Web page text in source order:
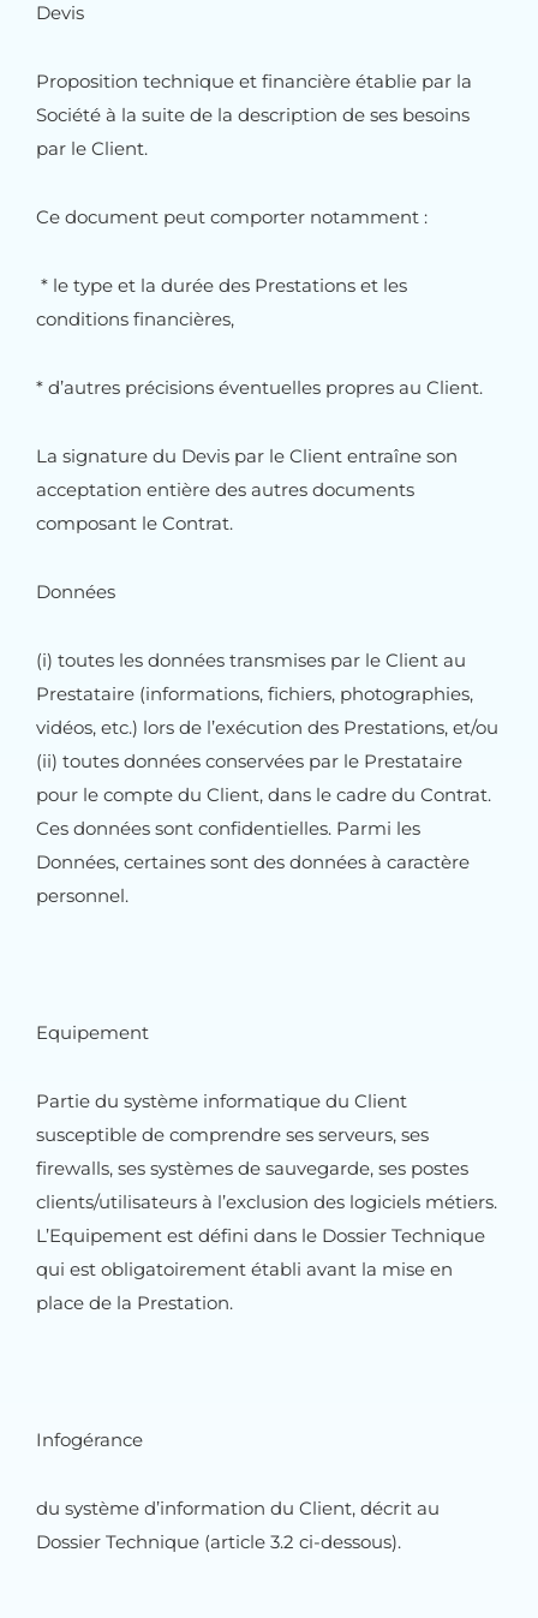
Devis
Proposition technique et financière établie par la
Société à la suite de la description de ses besoins
par le Client.
Ce document peut comporter notamment :
* le type et la durée des Prestations et les
conditions financières,
* d’autres précisions éventuelles propres au Client.
La signature du Devis par le Client entraîne son
acceptation entière des autres documents
composant le Contrat.
Données
(i) toutes les données transmises par le Client au
Prestataire (informations, fichiers, photographies,
vidéos, etc.) lors de l’exécution des Prestations, et/ou
(ii) toutes données conservées par le Prestataire
pour le compte du Client, dans le cadre du Contrat.
Ces données sont confidentielles. Parmi les
Données, certaines sont des données à caractère
personnel.
Equipement
Partie du système informatique du Client
susceptible de comprendre ses serveurs, ses
firewalls, ses systèmes de sauvegarde, ses postes
clients/utilisateurs à l’exclusion des logiciels métiers.
L’Equipement est défini dans le Dossier Technique
qui est obligatoirement établi avant la mise en
place de la Prestation.
Infogérance
du système d’information du Client, décrit au
Dossier Technique (article 3.2 ci-dessous).